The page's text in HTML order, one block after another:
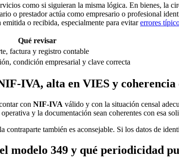
como si siguieran la misma lógica. En bienes, la
o prestador actúa como empresario o profesional
emitida o recibida, especialmente para evitarerrores
Qué revisar
factura y registro contable
condición empresarial y clave correcta
IVA, alta en VIES y coherencia
con NIF-IVA válido y con la situación censal
y la documentación sean coherentes con esa
contraparte también es aconsejable. Si los datos de
modelo 349 y qué periodicidad